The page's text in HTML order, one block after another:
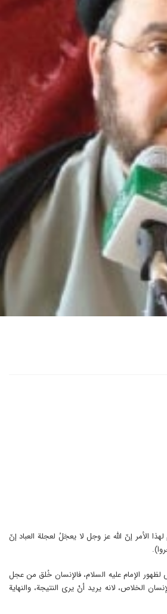
الأمر إنّ الله عز وجل لا يعجَلُ لعجلة العباد إنّ
الإمام عليه السلام، فالإنسان خُلق من عجل
الخلاص، لانه يريد أنْ يرى النتيجة، والنهاية